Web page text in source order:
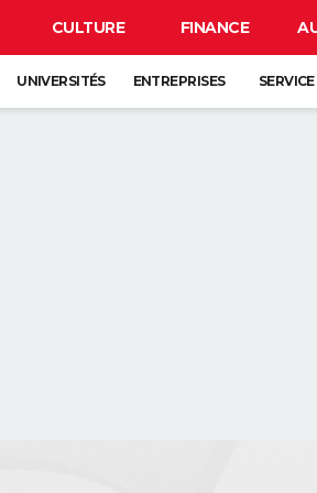
CULTURE FINANCE
UNIVERSITÉS ENTREPRISES